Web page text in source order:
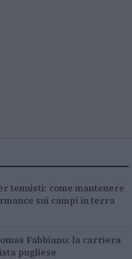
tennisti: come mantenere
sui campi in terra
Fabbiano: la carriera
pugliese